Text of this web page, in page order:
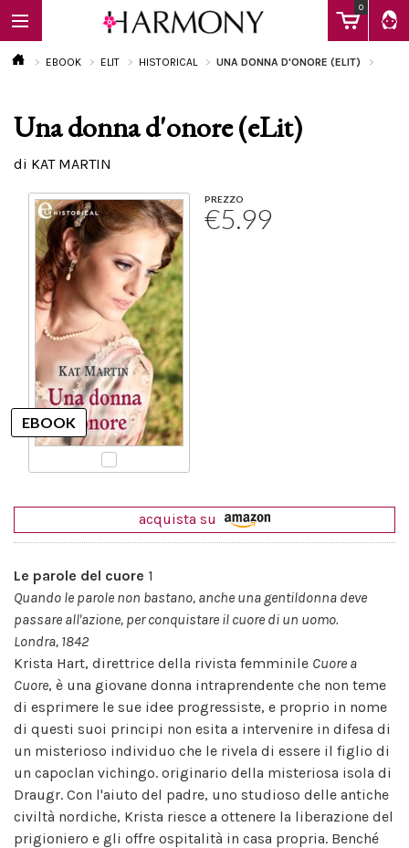
0
EBOOK
Calendario
EBOOK ELIT HISTORICAL UNA DONNA D'ONORE (ELIT)
Una donna d'onore (eLit)
di KAT MARTIN
PREZZO
€5.99
acquista su
Le parole del cuore 1
Quando le parole non bastano, anche una gentildonna deve
passare all'azione, per conquistare il cuore di un uomo.
Londra, 1842
Krista Hart, direttrice della rivista femminile Cuore a
Cuore, è una giovane donna intraprendente che non teme
di esprimere le sue idee progressiste, e proprio in nome
di questi suoi principi non esita a intervenire in difesa di
un misterioso individuo che le rivela di essere il figlio di
un capoclan vichingo. originario della misteriosa isola di
Draugr. Con l'aiuto del padre, uno studioso delle antiche
civiltà nordiche, Krista riesce a ottenere la liberazione del
prigioniero e gli offre ospitalità in casa propria. Benché